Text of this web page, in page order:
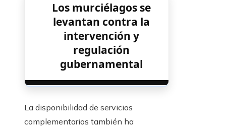
Los murciélagos se
levantan contra la
intervención y
regulación
gubernamental
La disponibilidad de servicios
complementarios también ha